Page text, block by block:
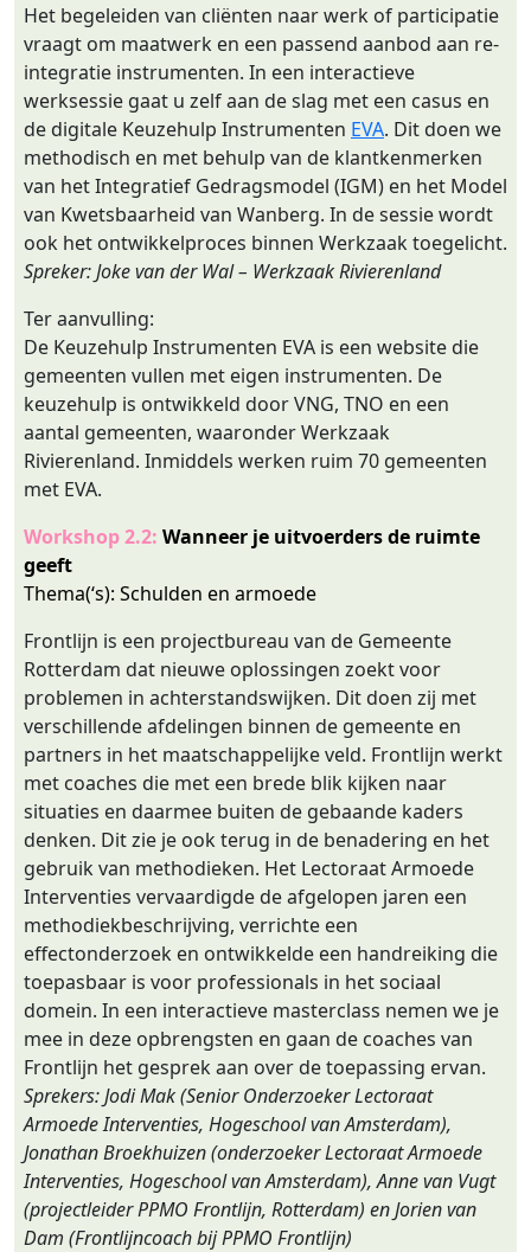
Het begeleiden van cliënten naar werk of participatie
vraagt om maatwerk en een passend aanbod aan re-
integratie instrumenten. In een interactieve
werksessie gaat u zelf aan de slag met een casus en
de digitale Keuzehulp Instrumenten EVA. Dit doen we
methodisch en met behulp van de klantkenmerken
van het Integratief Gedragsmodel (IGM) en het Model
van Kwetsbaarheid van Wanberg. In de sessie wordt
ook het ontwikkelproces binnen Werkzaak toegelicht.
Spreker: Joke van der Wal – Werkzaak Rivierenland
Ter aanvulling:
De Keuzehulp Instrumenten EVA is een website die
gemeenten vullen met eigen instrumenten. De
keuzehulp is ontwikkeld door VNG, TNO en een
aantal gemeenten, waaronder Werkzaak
Rivierenland. Inmiddels werken ruim 70 gemeenten
met EVA.
Workshop 2.2: Wanneer je uitvoerders de ruimte
geeft
Thema(‘s): Schulden en armoede
Frontlijn is een projectbureau van de Gemeente
Rotterdam dat nieuwe oplossingen zoekt voor
problemen in achterstandswijken. Dit doen zij met
verschillende afdelingen binnen de gemeente en
partners in het maatschappelijke veld. Frontlijn werkt
met coaches die met een brede blik kijken naar
situaties en daarmee buiten de gebaande kaders
denken. Dit zie je ook terug in de benadering en het
gebruik van methodieken. Het Lectoraat Armoede
Interventies vervaardigde de afgelopen jaren een
methodiekbeschrijving, verrichte een
effectonderzoek en ontwikkelde een handreiking die
toepasbaar is voor professionals in het sociaal
domein. In een interactieve masterclass nemen we je
mee in deze opbrengsten en gaan de coaches van
Frontlijn het gesprek aan over de toepassing ervan.
Sprekers: Jodi Mak (Senior Onderzoeker Lectoraat
Armoede Interventies, Hogeschool van Amsterdam),
Jonathan Broekhuizen (onderzoeker Lectoraat Armoede
Interventies, Hogeschool van Amsterdam), Anne van Vugt
(projectleider PPMO Frontlijn, Rotterdam) en Jorien van
Dam (Frontlijncoach bij PPMO Frontlijn)